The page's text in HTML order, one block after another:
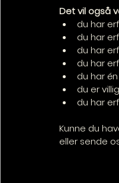
Det vil også
du har
du har
du har
du har
du har
du er
du har
Kunne du
eller sende